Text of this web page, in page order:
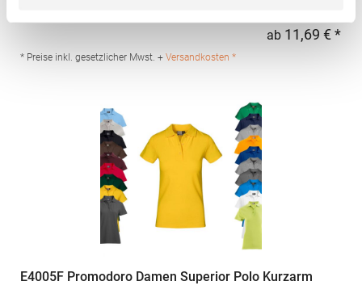
Grey: 85% Baumwolle / 15% Viskose)Angaben zur
Naas Road Bus. Park Naas Road Dublin D12 ER80 ROI Irland E-
ab 11,69 € *
* Preise inkl. gesetzlicher Mwst. + Versandkosten *
E4005F Promodoro Damen Superior Polo Kurzarm